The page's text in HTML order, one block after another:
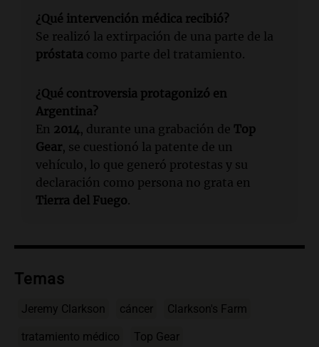
¿Qué intervención médica recibió?
Se realizó la extirpación de una parte de la
próstata como parte del tratamiento.
¿Qué controversia protagonizó en
Argentina?
En 2014 , durante una grabación de Top
Gear, se cuestionó la patente de un
vehículo, lo que generó protestas y su
declaración como persona no grata en
Tierra del Fuego.
Temas
Jeremy Clarkson cáncer Clarkson's Farm
tratamiento médico Top Gear